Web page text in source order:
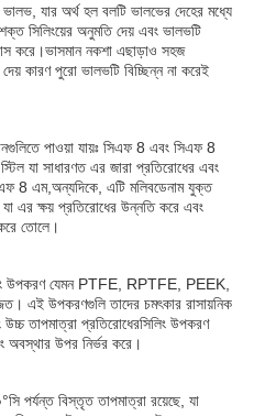
যার অর্থ হল বলটি ভালভের দেহের মধ্যে
সিলিংয়ের অনুমতি দেয় এবং ভালভটি
করে।ভাসমান নকশা এছাড়াও সহজ
কারণ পুরো ভালভটি বিচ্ছিন্ন না করেই
পাওয়া যায়ঃ সিএফ 8 এবং সিএফ 8
যা সাধারণত এর জারা প্রতিরোধের এবং
8 এম,অন্যদিকে, এটি মলিবডেনাম যুক্ত
এর ক্ষয় প্রতিরোধের উন্নতি করে এবং
তোলে।
উপকরণ যেমন PTFE, RPTFE, PEEK,
এই উপকরণগুলি তাদের চমৎকার রাসায়নিক
তাপমাত্রা প্রতিরোধেরসিলিং উপকরণ
অবস্থার উপর নির্ভর করে।
পর্যন্ত বিস্তৃত তাপমাত্রা রয়েছে, যা